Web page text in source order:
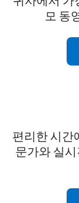
모 동
편리한 시간
문가와 실